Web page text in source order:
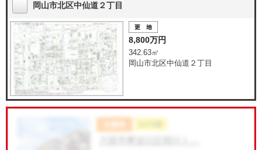
岡山市北区中仙道２丁目
8,800万円
342.63㎡
岡山市北区中仙道２丁目